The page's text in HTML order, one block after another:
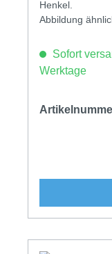
Henkel.
Abbildung
Sofort
Werktage